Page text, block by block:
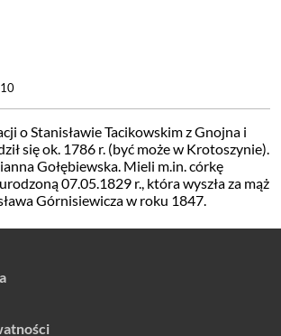
o Stanisławie Tacikowskim z Gnojna i
się ok. 1786 r. (być może w Krotoszynie).
Gołębiewska. Mieli m.in. córkę
07.05.1829 r., która wyszła za mąż
Górnisiewicza w roku 1847.